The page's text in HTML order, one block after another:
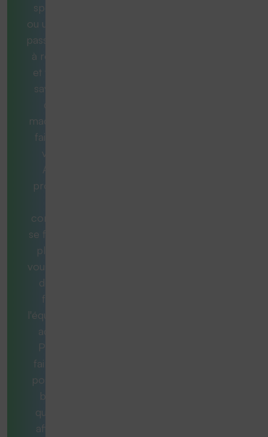
spécifique
ou une tâche
passionnante
à résoudre
et vous ne
savez pas
quelle
machine est
faite pour
vous ?
Aucun
problème.
consultants
se feront un
plaisir de
vous aider et
de vous
fournir
l'équipement
adéquat.
Pour ce
faire, nous
posons les
bonnes
questions
afin qu'au